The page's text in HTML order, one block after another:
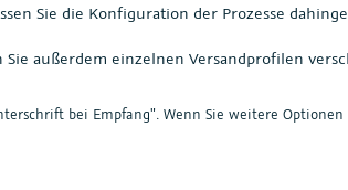
Sie die Konfiguration der Prozesse
außerdem einzelnen Versandprofilen
bei Empfang". Wenn Sie weitere